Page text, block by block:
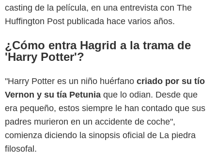
casting de la película, en una entrevista con The
Huffington Post publicada hace varios años.
¿Cómo entra Hagrid a la trama de
'Harry Potter'?
"Harry Potter es un niño huérfano criado por su tío
Vernon y su tía Petunia que lo odian. Desde que
era pequeño, estos siempre le han contado que sus
padres murieron en un accidente de coche",
comienza diciendo la sinopsis oficial de La piedra
filosofal.
Warner Bros. Pictures